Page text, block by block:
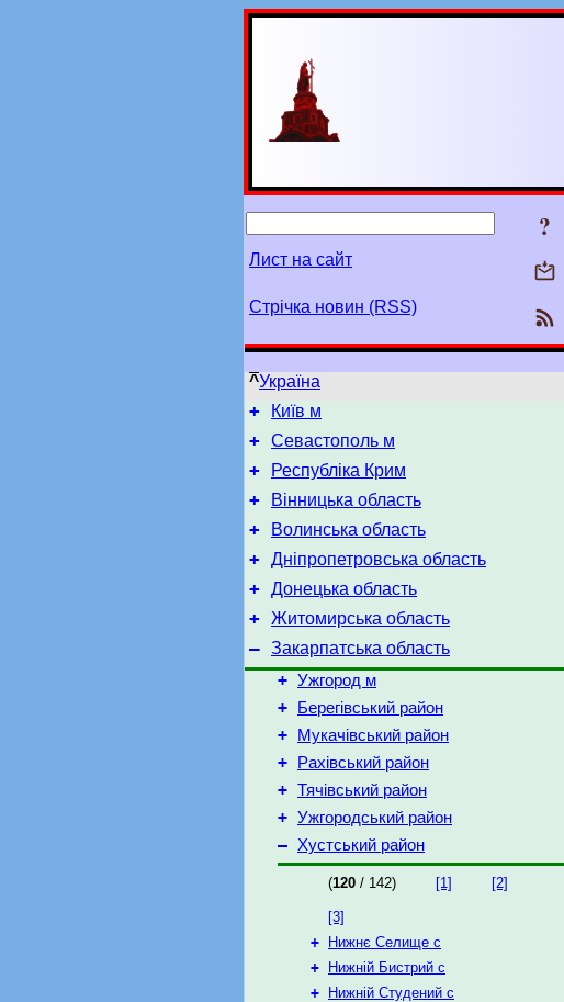
?
Лист на сайт
Стрічка новин (RSS)
^Україна
+ Київ м
+ Севастополь м
+ Республіка Крим
+ Вінницька область
+ Волинська область
+ Дніпропетровська область
+ Донецька область
+ Житомирська область
– Закарпатська область
+ Ужгород м
+ Берегівський район
+ Мукачівський район
+ Рахівський район
+ Тячівський район
+ Ужгородський район
– Хустський район
(120 / 142) [1] [2]
[3]
+
Нижнє Селище с
+
Нижній Бистрий с
+
Нижній Студений с